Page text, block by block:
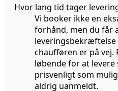
Hvor lang tid tager
Vi booker ikke en
forhånd, men du får
leveringsbekræftelse
chaufføren er på vej.
løbende for at
prisvenligt som
aldrig uanmeldt.